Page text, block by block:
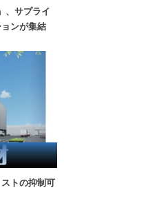
、サプライ
ンが集結
トの抑制可